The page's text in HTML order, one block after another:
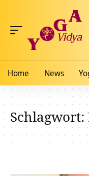
Home News
Schlagwort: